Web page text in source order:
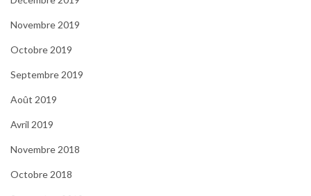
Novembre 2019
Octobre 2019
Septembre 2019
Août 2019
Avril 2019
Novembre 2018
Octobre 2018